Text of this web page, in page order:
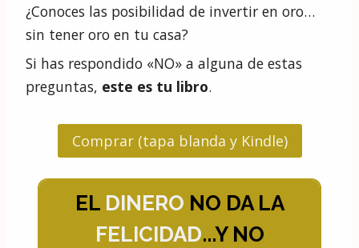
¿Conoces las posibilidad de invertir en oro…
sin tener oro en tu casa?
Si has respondido «NO» a alguna de estas
preguntas, este es tu libro.
Comprar (tapa blanda y Kindle)
EL DINERO NO DA LA
FELICIDAD...Y NO